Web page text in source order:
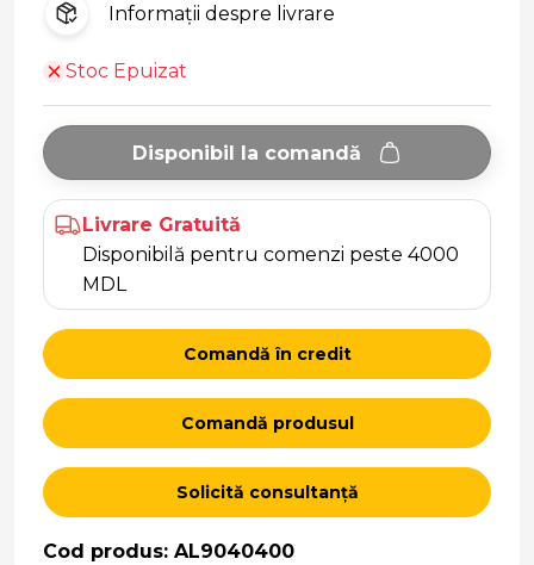
Informații despre livrare
Stoc Epuizat
Disponibil la comandă
Livrare Gratuită
Disponibilă pentru comenzi peste 4000
MDL
Comandă în credit
Comandă produsul
Solicită consultanță
Cod produs: AL9040400